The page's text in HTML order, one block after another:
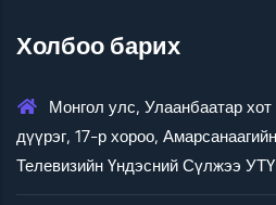
Холбоо барих
Монгол улс, Улаанбаатар
дүүрэг, 17-р хороо,
Телевизийн Үндэсний Сүлжээ